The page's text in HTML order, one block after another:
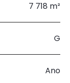
7 718 m²
G
Ano